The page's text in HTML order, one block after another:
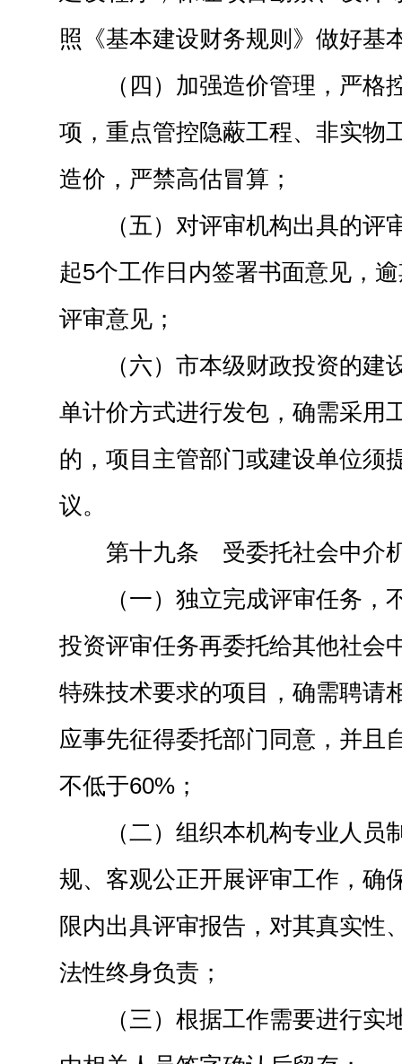
照《基本建设财务规则》做好基
（四）加强造价管理，严格
项，重点管控隐蔽工程、非实物
造价，严禁高估冒算；
（五）对评审机构出具的
起5个工作日内签署书面意见，
评审意见；
（六）市本级财政投资的
单计价方式进行发包，确需采用
的，项目主管部门或建设单位须
议。
第十九条 受委托社会中介
（一）独立完成评审任务
投资评审任务再委托给其他社会
特殊技术要求的项目，确需聘请
应事先征得委托部门同意，并且
不低于60%；
（二）组织本机构专业人
规、客观公正开展评审工作，确
限内出具评审报告，对其真实性
法性终身负责；
（三）根据工作需要进行